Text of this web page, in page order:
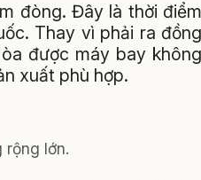
đòng. Đây là thời điểm
Thay vì phải ra đồng
được máy bay không
xuất phù hợp.
rộng lớn.